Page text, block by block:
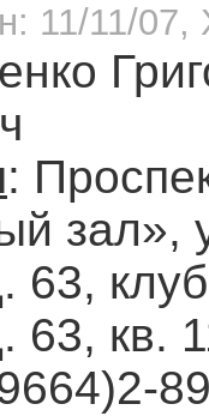
11/11/07,
:
зал»,
63,
63, кв.